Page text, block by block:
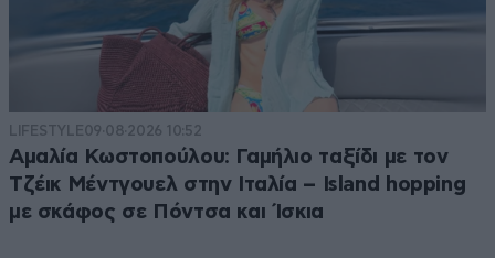
LIFESTYLE09·08·2026 10:52
Αμαλία Κωστοπούλου: Γαμήλιο ταξίδι με τον
Τζέικ Μέντγουελ στην Ιταλία – Island hopping
με σκάφος σε Πόντσα και Ίσκια